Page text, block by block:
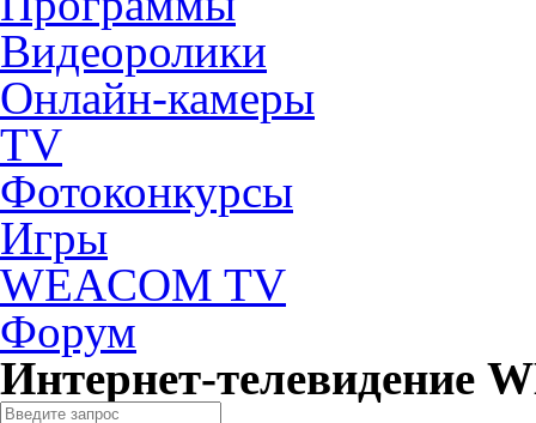
Видеоролики
Онлайн-камеры
TV
Фотоконкурсы
Игры
WEACOM TV
Форум
Интернет-телевидение